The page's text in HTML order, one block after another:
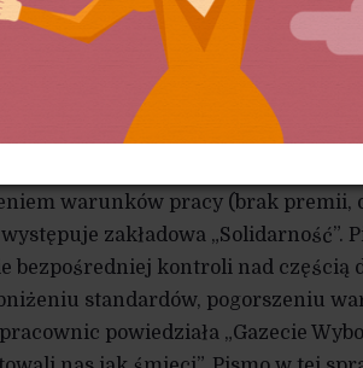
i oddziałów wielkiego szpitala.
pogorszenie warunków
szpitala deklarują, że w umowie z
osób z likwidowanego działu na
W żadnej mierze nie
warunków pracy (brak premii,
zakładowa
bezpośredniej kontroli nad częścią
standardów, pogorszeniu
powiedziała „Gazecie